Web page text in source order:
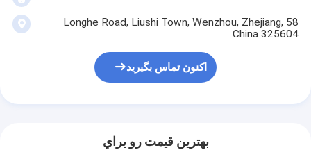
58 Longhe Road, Liushi Town, Wenzhou, Zhejiang,
China 325604
اکنون تماس بگیرید
بهترين قيمت رو براي